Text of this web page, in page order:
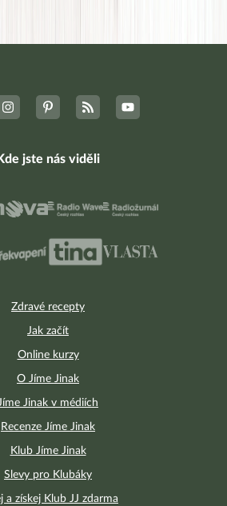
Zdravé recepty
Jak začít
Online kurzy
O Jíme Jinak
Jinak v médiích
Recenze Jíme Jinak
Klub Jíme Jinak
Slevy pro Klubáky
a získej Klub JJ zdarma
jste nás viděli